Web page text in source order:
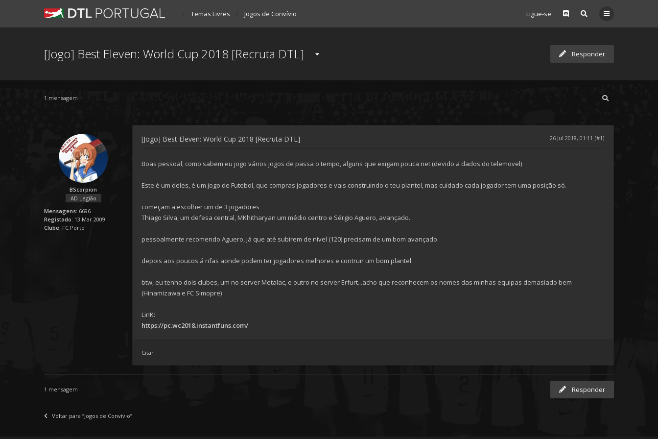
Ligue-se
Temas Livres Jogos de Convívio
[Jogo] Best Eleven: World Cup 2018 [Recruta DTL] Responder
1 mensagem
BScorpion
AD Legião
Mensagens: 6696
Registado: 13 Mar 2009
Clube: FC Porto
[Jogo] Best Eleven: World Cup 2018 [Recruta DTL] 26 Jul 2018, 01:11 [#1]
Boas pessoal, como sabem eu jogo vários jogos de passa o tempo, alguns que exigam pouca net (devido a dados do telemovel)
Este é um deles, é um jogo de Futebol, que compras jogadores e vais construindo o teu plantel, mas cuidado cada jogador tem uma posição só.
começam a escolher um de 3 jogadores
Thiago Silva, um defesa central, MKhitharyan um médio centro e Sérgio Aguero, avançado.
pessoalmente recomendo Aguero, já que até subirem de nível (120) precisam de um bom avançado.
depois aos poucos á rifas aonde podem ter jogadores melhores e contruir um bom plantel.
btw, eu tenho dois clubes, um no server Metalac, e outro no server Erfurt...acho que reconhecem os nomes das minhas equipas demasiado bem
(Hinamizawa e FC Simopre)
LinK:
https://pc.wc2018.instantfuns.com/
Citar
1 mensagem Responder
Voltar para “Jogos de Convívio”